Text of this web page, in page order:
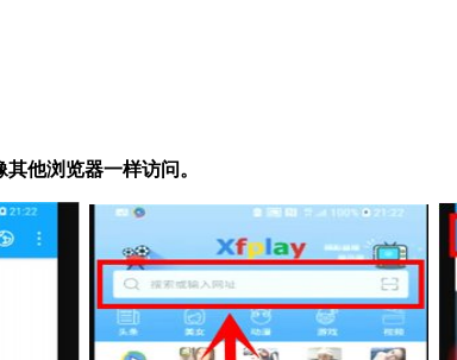
他浏览器一样访问。